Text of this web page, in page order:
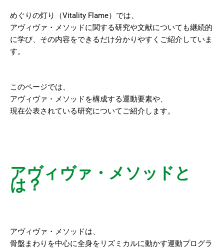
めぐりの灯り（Vitality Flame）では、
アヴィヴァ・メソッドに関する研究や文献についても継続的
に学び、その内容をできるだけ分かりやすくご紹介していま
す。
このページでは、
アヴィヴァ・メソッドを構成する運動要素や、
現在公表されている研究についてご紹介します。
アヴィヴァ・メソッドと
は？
アヴィヴァ・メソッドは、
骨盤まわりを中心に全身をリズミカルに動かす運動プログラ